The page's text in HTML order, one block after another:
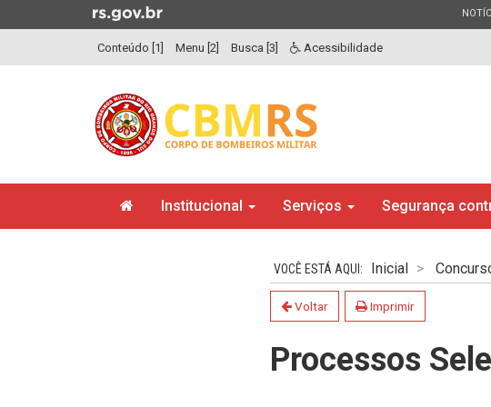
para
Ir
a
Conteúdo [1] Menu [2] Busca [3] Acessibilidade
Institucional Serviços Segurança
Inicial
Voltar Imprimir
Processos